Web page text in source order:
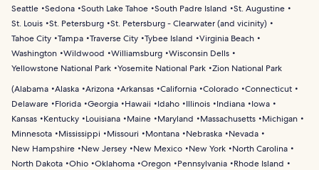
Seattle Sedona South Lake Tahoe South Padre Island
St. Augustine
St. Louis St. Petersburg St. Petersburg - Clearwater (and vicinity)
Tahoe City Tampa Traverse City Tybee Island
Virginia Beach
Washington Wildwood Williamsburg Wisconsin Dells
Yellowstone National Park Yosemite National Park Zion National Park
(Alabama Alaska Arizona Arkansas California Colorado Connecticut
Delaware
Florida Georgia Hawaii Idaho Illinois Indiana
Iowa
Kansas
Kentucky Louisiana Maine Maryland Massachusetts
Michigan
Minnesota
Mississippi Missouri Montana Nebraska
Nevada
New Hampshire
New Jersey New Mexico New York
North Carolina
North Dakota Ohio Oklahoma Oregon Pennsylvania
Rhode Island